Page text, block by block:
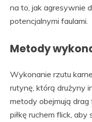
na to, jak agresywnie
potencjalnymi faulami.
Metody
Wykonanie rzutu
rutynę, którą drużyny
metody obejmują
piłkę ruchem flick,